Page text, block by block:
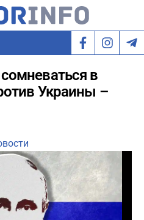
в
Украины –